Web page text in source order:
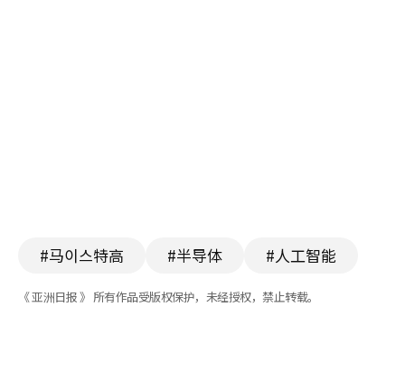
#马이스特高 #半导体 #人工智能
《 亚洲日报 》 所有作品受版权保护，未经授权，禁止转载。